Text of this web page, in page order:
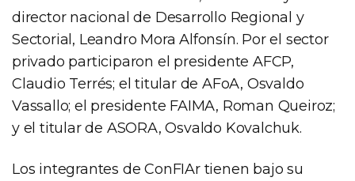
director nacional de Desarrollo Regional y
Sectorial, Leandro Mora Alfonsín. Por el sector
privado participaron el presidente AFCP,
Claudio Terrés; el titular de AFoA, Osvaldo
Vassallo; el presidente FAIMA, Roman Queiroz;
y el titular de ASORA, Osvaldo Kovalchuk.
Los integrantes de ConFIAr tienen bajo su